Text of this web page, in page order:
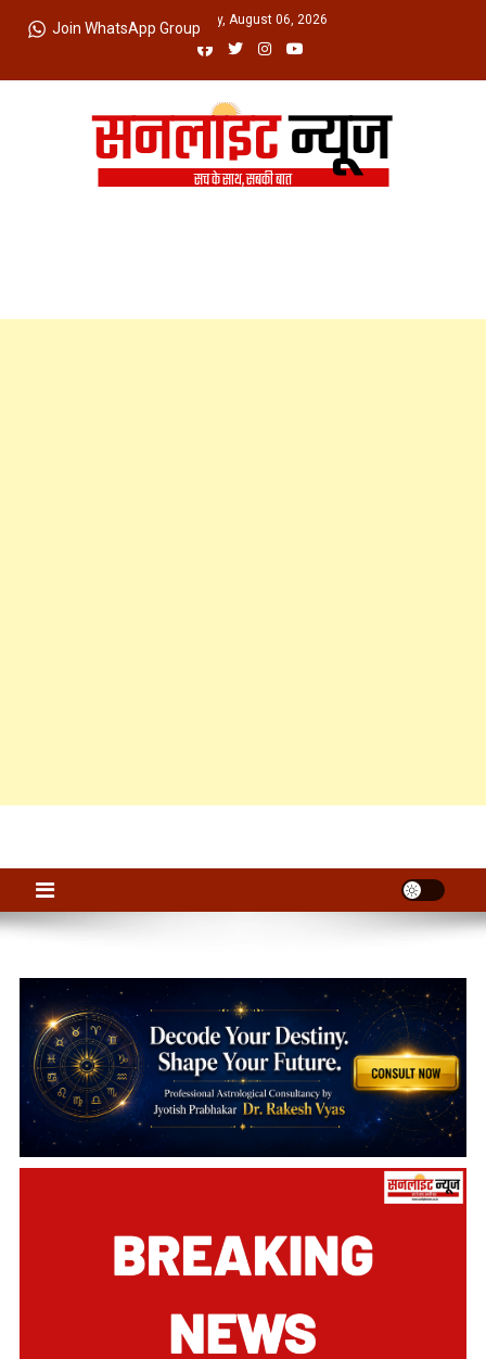
Thursday, August 06, 2026
Join WhatsApp Group